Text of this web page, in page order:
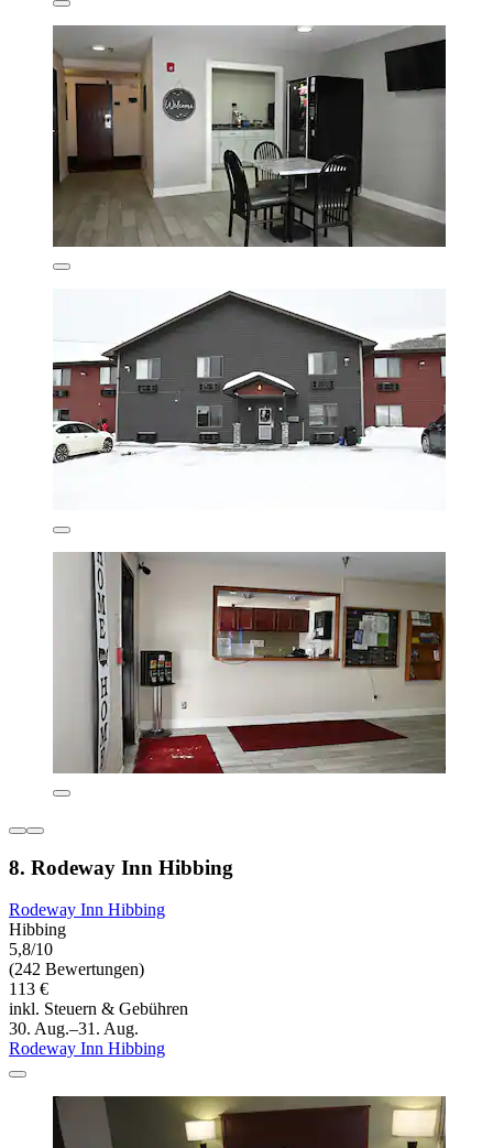
8. Rodeway Inn Hibbing
Rodeway Inn Hibbing
Hibbing
5,8/10
(242 Bewertungen)
113 €
inkl. Steuern & Gebühren
30. Aug.–31. Aug.
Rodeway Inn Hibbing